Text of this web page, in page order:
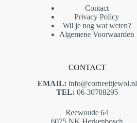
Contact
Privacy Policy
Wil je nog wat weten?
Algemene Voorwaarden
CONTACT
EMAIL: info@corneeltjewol.nl
TEL: 06-30708295
Reewoude 64
6075 NK Herkenbosch